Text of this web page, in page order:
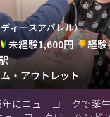
ディースアパレル）
未経験1,600円
経
・アウトレット
年にニューヨークで誕